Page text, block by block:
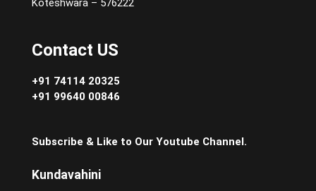
Koteshwara – 576222
Contact US
+91 74114 20325
+91 99640 00846
Subscribe & Like to Our Youtube Channel.
Kundavahini